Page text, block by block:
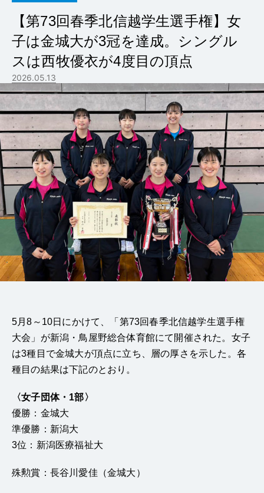
【第73回春季北信越学生選手権】女
子は金城大が3冠を達成。シングル
スは西牧優衣が4度目の頂点
2026.05.13
5月8～10日にかけて、「第73回春季北信越学生選手権
大会」が新潟・鳥屋野総合体育館にて開催された。女子
は3種目で金城大が頂点に立ち、層の厚さを示した。各
種目の結果は下記のとおり。
〈女子団体・1部〉
優勝：金城大
準優勝：新潟大
3位：新潟医療福祉大
殊勲賞：長谷川愛佳（金城大）